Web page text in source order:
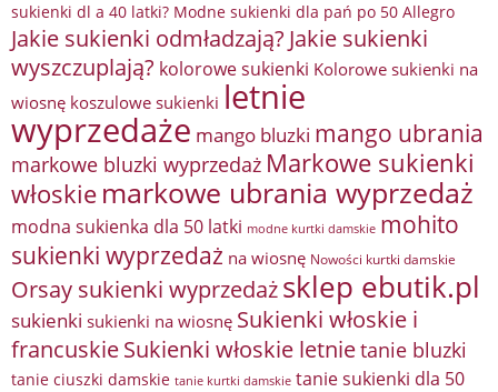
sukienki dl a 40 latki? Modne sukienki dla pań po 50 Allegro
Jakie sukienki odmładzają? Jakie sukienki
wyszczuplają? kolorowe sukienki Kolorowe sukienki na
wiosnę koszulowe sukienki letnie
wyprzedaże mango bluzki mango ubrania
markowe bluzki wyprzedaż Markowe sukienki
włoskie markowe ubrania wyprzedaż
modna sukienka dla 50 latki modne kurtki damskie mohito
sukienki wyprzedaż na wiosnę Nowości kurtki damskie
Orsay sukienki wyprzedażsklep ebutik.pl
sukienki sukienki na wiosnę Sukienki włoskie i
francuskieSukienki włoskie letnietanie bluzki
tanie ciuszki damskie tanie kurtki damskie tanie sukienki dla 50